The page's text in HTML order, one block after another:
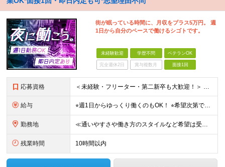
街が眠っている時間に、月収をプラス5万円。 週
1日から自分のペースで働けるシゴトです。
未経験歓迎 学歴不問 ベテランOK
完全週休2日 賞与複数月 面接1回
応募資格 ＜未経験・フリーター・第二新卒も大歓迎！＞ ※学歴不問 ★堅苦しい志望動機は必要なし！ ★コミュ力に自信がなくてもOK！ ★特別な資格や専門知識は必要ありません！ 【こんな想いをお持ちの方はぜひ
給与 ⭐︎週1日からゆっくり働くのもOK！ ⭐︎希望次第で収入UPも可能！ 当務（当直）／日給21,450円～24,700円 長夜勤／日給13,650円～15,275円 ※支給方法※ 15日締め、25日
勤務地 ≪通いやすさや働き方のスタイルなど希望は受け入れます！》 ★転居を伴う転勤なし ★直行直帰が基本 ★駅チカ・オープニング案件も多数 ・希望に応じて東京都内近郊、ほか神奈川・千葉・埼玉も含め、配属先を
残業時間 10時間以内